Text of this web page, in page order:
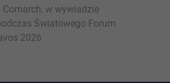
Comarch, w wywiadzie
Światowego Forum
2026